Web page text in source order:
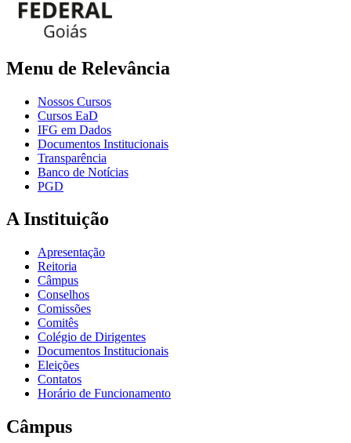
Menu de Relevância
Nossos Cursos
Cursos EaD
IFG em Dados
Documentos Institucionais
Transparência
Banco de Notícias
PGD
A Instituição
Apresentação
Reitoria
Câmpus
Conselhos
Comissões
Comitês
Colégio de Dirigentes
Documentos Institucionais
Eleições
Contatos
Horário de Funcionamento
Câmpus